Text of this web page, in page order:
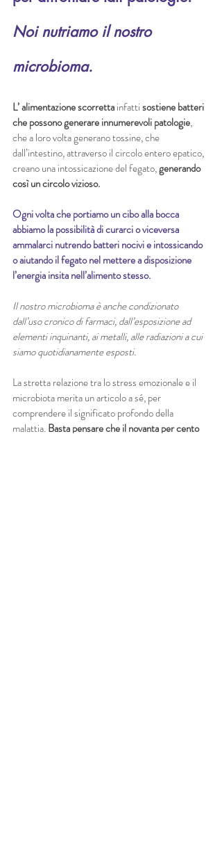
Noi nutriamo il nostro
microbioma.
L’ alimentazione scorretta infatti sostiene batteri
che possono generare innumerevoli patologie,
che a loro volta generano tossine, che
dall’intestino, attraverso il circolo entero epatico,
creano una intossicazione del fegato, generando
così un circolo vizioso.
Ogni volta che portiamo un cibo alla bocca
abbiamo la possibilità di curarci o viceversa
ammalarci nutrendo batteri nocivi e intossicando
o aiutando il fegato nel mettere a disposizione
l’energia insita nell’alimento stesso.
Il nostro microbioma è anche condizionato
dall’uso cronico di farmaci, dall’esposizione ad
elementi inquinanti, ai metalli, alle radiazioni a cui
siamo quotidianamente esposti.
La stretta relazione tra lo stress emozionale e il
microbiota merita un articolo a sé, per
comprendere il significato profondo della
malattia. Basta pensare che il novanta per cento